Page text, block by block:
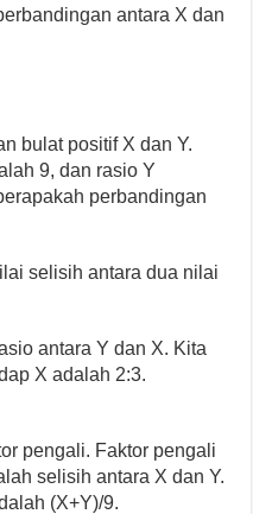
antara X dan
bulat positif X dan Y.
9, dan rasio Y
perbandingan
selisih antara dua nilai
antara Y dan X. Kita
X adalah 2:3.
pengali. Faktor pengali
selisih antara X dan Y.
(X+Y)/9.